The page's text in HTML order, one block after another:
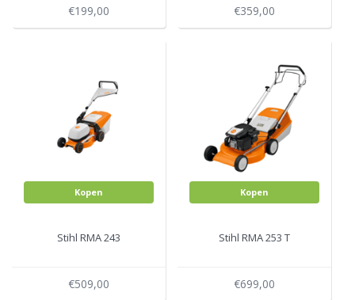
€199,00 €359,00
Kopen
Stihl RMA 243
€509,00
Kopen
Stihl RMA 253 T
€699,00